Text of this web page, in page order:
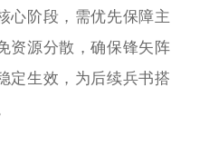
心阶段，需优先保障主
资源分散，确保锋矢阵
定生效，为后续兵书搭